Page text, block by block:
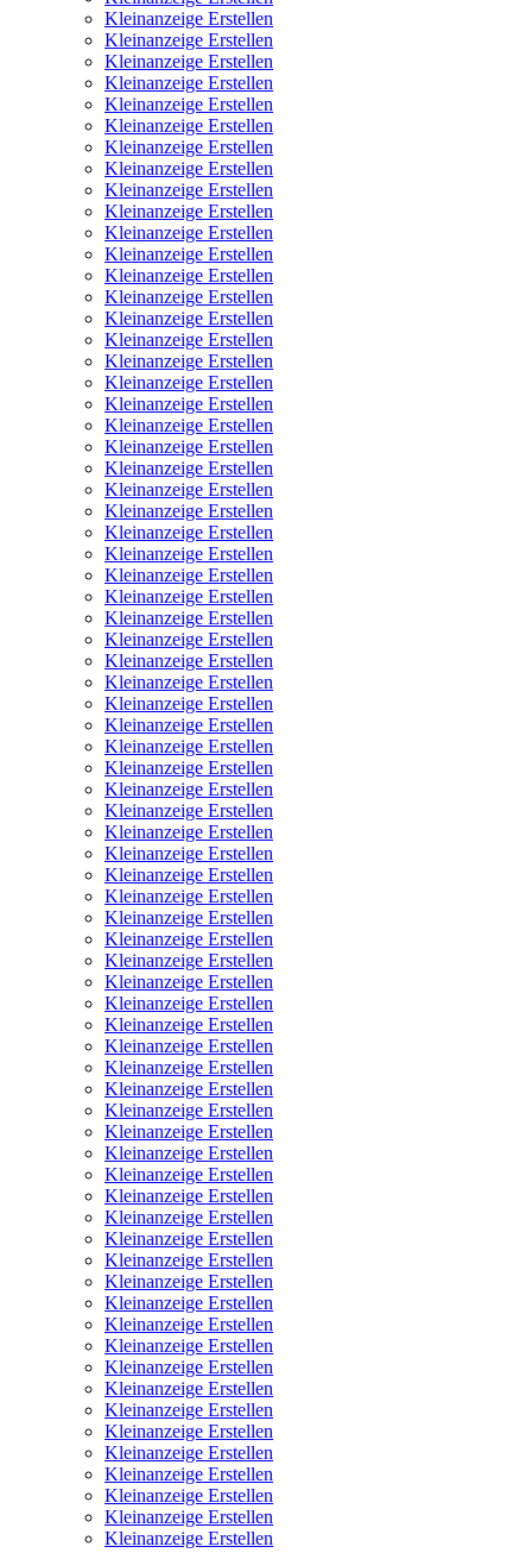
Kleinanzeige Erstellen
Kleinanzeige Erstellen
Kleinanzeige Erstellen
Kleinanzeige Erstellen
Kleinanzeige Erstellen
Kleinanzeige Erstellen
Kleinanzeige Erstellen
Kleinanzeige Erstellen
Kleinanzeige Erstellen
Kleinanzeige Erstellen
Kleinanzeige Erstellen
Kleinanzeige Erstellen
Kleinanzeige Erstellen
Kleinanzeige Erstellen
Kleinanzeige Erstellen
Kleinanzeige Erstellen
Kleinanzeige Erstellen
Kleinanzeige Erstellen
Kleinanzeige Erstellen
Kleinanzeige Erstellen
Kleinanzeige Erstellen
Kleinanzeige Erstellen
Kleinanzeige Erstellen
Kleinanzeige Erstellen
Kleinanzeige Erstellen
Kleinanzeige Erstellen
Kleinanzeige Erstellen
Kleinanzeige Erstellen
Kleinanzeige Erstellen
Kleinanzeige Erstellen
Kleinanzeige Erstellen
Kleinanzeige Erstellen
Kleinanzeige Erstellen
Kleinanzeige Erstellen
Kleinanzeige Erstellen
Kleinanzeige Erstellen
Kleinanzeige Erstellen
Kleinanzeige Erstellen
Kleinanzeige Erstellen
Kleinanzeige Erstellen
Kleinanzeige Erstellen
Kleinanzeige Erstellen
Kleinanzeige Erstellen
Kleinanzeige Erstellen
Kleinanzeige Erstellen
Kleinanzeige Erstellen
Kleinanzeige Erstellen
Kleinanzeige Erstellen
Kleinanzeige Erstellen
Kleinanzeige Erstellen
Kleinanzeige Erstellen
Kleinanzeige Erstellen
Kleinanzeige Erstellen
Kleinanzeige Erstellen
Kleinanzeige Erstellen
Kleinanzeige Erstellen
Kleinanzeige Erstellen
Kleinanzeige Erstellen
Kleinanzeige Erstellen
Kleinanzeige Erstellen
Kleinanzeige Erstellen
Kleinanzeige Erstellen
Kleinanzeige Erstellen
Kleinanzeige Erstellen
Kleinanzeige Erstellen
Kleinanzeige Erstellen
Kleinanzeige Erstellen
Kleinanzeige Erstellen
Kleinanzeige Erstellen
Kleinanzeige Erstellen
Kleinanzeige Erstellen
Kleinanzeige Erstellen